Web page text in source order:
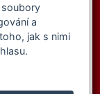
a
jak s nimi